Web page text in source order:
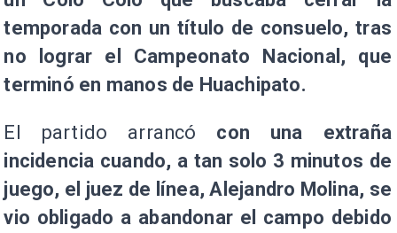
temporada con un título de consuelo, tras
no lograr el Campeonato Nacional, que
terminó en manos de Huachipato.
El partido arrancó con una extraña
incidencia cuando, a tan solo 3 minutos de
juego, el juez de línea, Alejandro Molina, se
vio obligado a abandonar el campo debido